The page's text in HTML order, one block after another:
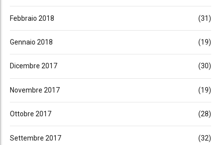
Febbraio 2018 (31)
Gennaio 2018 (19)
Dicembre 2017 (30)
Novembre 2017 (19)
Ottobre 2017 (28)
Settembre 2017 (32)